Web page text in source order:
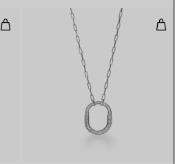
Collier à maillons gradués en or